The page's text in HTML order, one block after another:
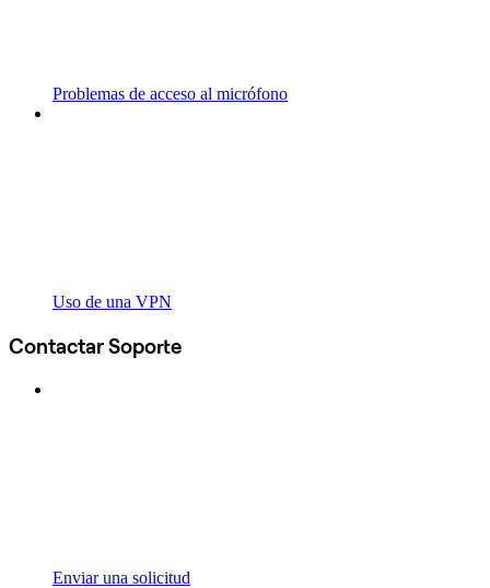
Problemas de acceso al micrófono
Uso de una VPN
Contactar Soporte
Enviar una solicitud